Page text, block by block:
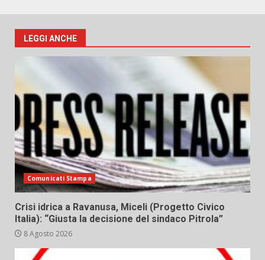
LEGGI ANCHE
Comunicati Stampa
Crisi idrica a Ravanusa, Miceli (Progetto Civico
Italia): “Giusta la decisione del sindaco Pitrola”
8 Agosto 2026